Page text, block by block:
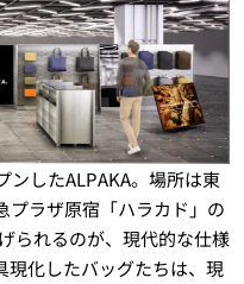
ンしたALPAKA。場所は東
プラザ原宿「ハラカド」の
られるのが、現代的な仕様
現化したバッグたちは、現